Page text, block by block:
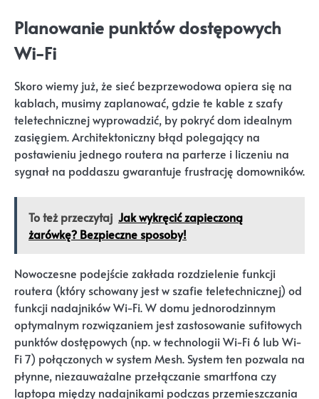
Planowanie punktów dostępowych
Wi-Fi
Skoro wiemy już, że sieć bezprzewodowa opiera się na
kablach, musimy zaplanować, gdzie te kable z szafy
teletechnicznej wyprowadzić, by pokryć dom idealnym
zasięgiem. Architektoniczny błąd polegający na
postawieniu jednego routera na parterze i liczeniu na
sygnał na poddaszu gwarantuje frustrację domowników.
To też przeczytaj Jak wykręcić zapieczoną
żarówkę? Bezpieczne sposoby!
Nowoczesne podejście zakłada rozdzielenie funkcji
routera (który schowany jest w szafie teletechnicznej) od
funkcji nadajników Wi-Fi. W domu jednorodzinnym
optymalnym rozwiązaniem jest zastosowanie sufitowych
punktów dostępowych (np. w technologii Wi-Fi 6 lub Wi-
Fi 7) połączonych w system Mesh. System ten pozwala na
płynne, niezauważalne przełączanie smartfona czy
laptopa między nadajnikami podczas przemieszczania